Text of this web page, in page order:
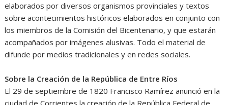
elaborados por diversos organismos provinciales y textos
sobre acontecimientos históricos elaborados en conjunto con
los miembros de la Comisión del Bicentenario, y que estarán
acompañados por imágenes alusivas. Todo el material de
difunde por medios tradicionales y en redes sociales.
Sobre la Creación de la República de Entre Ríos
El 29 de septiembre de 1820 Francisco Ramírez anunció en la